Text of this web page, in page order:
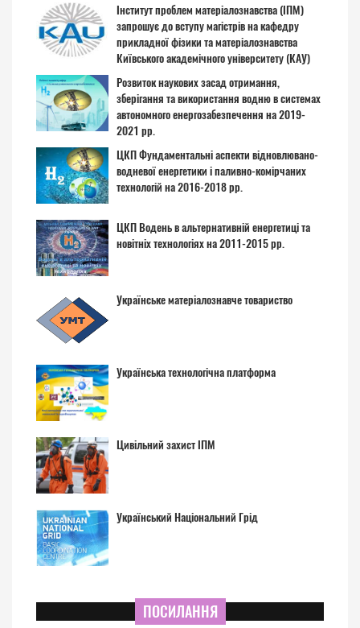
Інститут проблем матеріалознавства (ІПМ)
запрошує до вступу магістрів на кафедру
прикладної фізики та матеріалознавства
Київського академічного університету (КАУ)
Розвиток наукових засад отримання,
зберігання та використання водню в системах
автономного енергозабезпечення на 2019-
2021 рр.
ЦКП Фундаментальні аспекти відновлювано-
водневої енергетики і паливно-комірчаних
технологій на 2016-2018 рр.
ЦКП Водень в альтернативній енергетиці та
новітніх технологіях на 2011-2015 рр.
Українське матеріалознавче товариство
Українська технологічна платформа
Цивільний захист ІПМ
Український Національний Грід
ПОСИЛАННЯ